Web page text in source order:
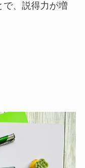
で、説得力が増